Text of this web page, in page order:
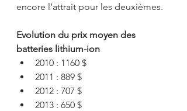
encore l’attrait pour les deuxièmes.
Evolution du prix moyen des
batteries lithium-ion
2010 : 1160 $
2011 : 889 $
2012 : 707 $
2013 : 650 $